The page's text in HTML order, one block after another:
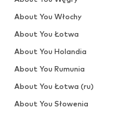
About You Włochy
About You Łotwa
About You Holandia
About You Rumunia
About You Łotwa (ru)
About You Słowenia